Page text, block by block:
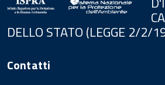
DELLO STATO (LEGGE 2/2/
Contatti